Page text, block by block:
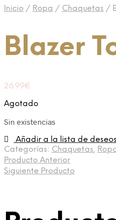
Inicio / Ropa / Chaquetas /
Blazer
26.99€
Agotado
Sin existencias
Añadir a la lista de deseos
Categorías: Chaquetas,
Producto Anterior
Siguiente Producto